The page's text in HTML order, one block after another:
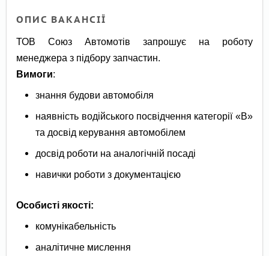
ОПИС ВАКАНСІЇ
ТОВ Союз Автомотів запрошує на роботу
менеджера з підбору запчастин.
Вимоги:
знання будови автомобіля
наявність водійського посвідчення категорії «В»
та досвід керування автомобілем
досвід роботи на аналогічній посаді
навички роботи з документацією
Особисті якості:
комунікабельність
аналітичне мислення